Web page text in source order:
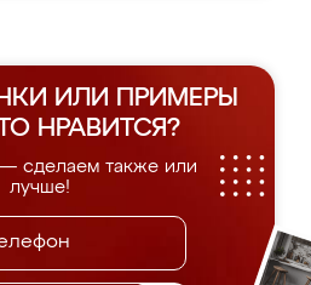
ИЛИ ПРИМЕРЫ
НРАВИТСЯ?
— сделаем также или
лучше!